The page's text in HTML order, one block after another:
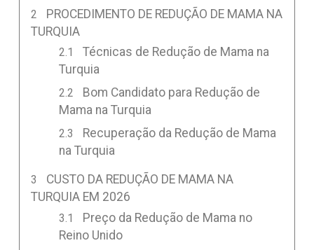
PROCEDIMENTO DE REDUÇÃO DE MAMA NA
TURQUIA
Técnicas de Redução de Mama na
Turquia
Bom Candidato para Redução de
Mama na Turquia
Recuperação da Redução de Mama
na Turquia
CUSTO DA REDUÇÃO DE MAMA NA
TURQUIA EM 2026
Preço da Redução de Mama no
Reino Unido